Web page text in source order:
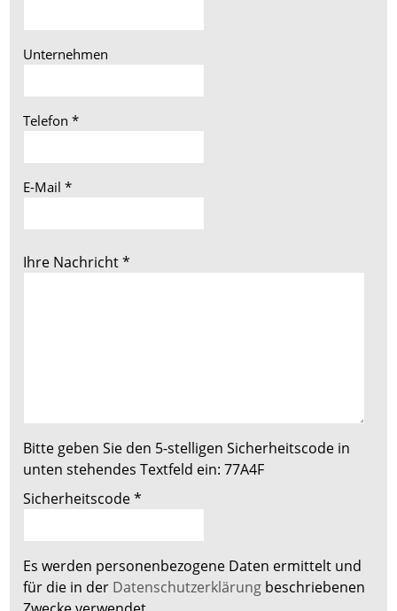
Unternehmen
Telefon*
E-Mail*
Ihre Nachricht*
Bitte geben Sie den 5-stelligen Sicherheitscode in
unten stehendes Textfeld ein:77A4F
Sicherheitscode*
Es werden personenbezogene Daten ermittelt und
für die in der Datenschutzerklärung beschriebenen